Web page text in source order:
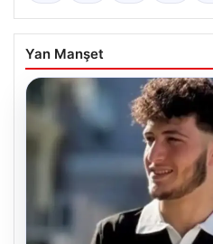
Yan Manşet